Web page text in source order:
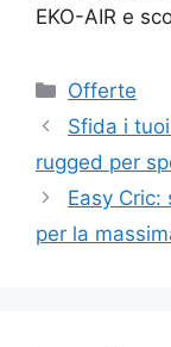
EKO-AIR e
Categorie
Offerte
Sfida i
rugged per
Easy
per la